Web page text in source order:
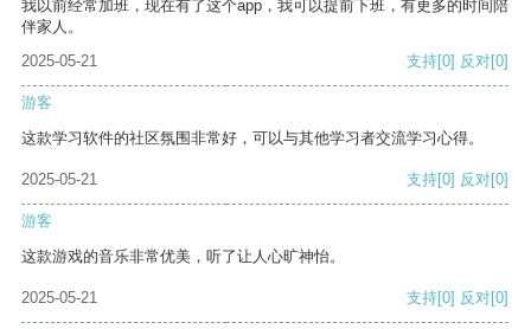
我以前经常加班，现在有了这个app，我可以提前下班，有更多的时间陪
伴家人。
2025-05-21
支持[0] 反对[0]
游客
这款学习软件的社区氛围非常好，可以与其他学习者交流学习心得。
2025-05-21 支持[0] 反对[0]
游客
这款游戏的音乐非常优美，听了让人心旷神怡。
2025-05-21 支持[0] 反对[0]